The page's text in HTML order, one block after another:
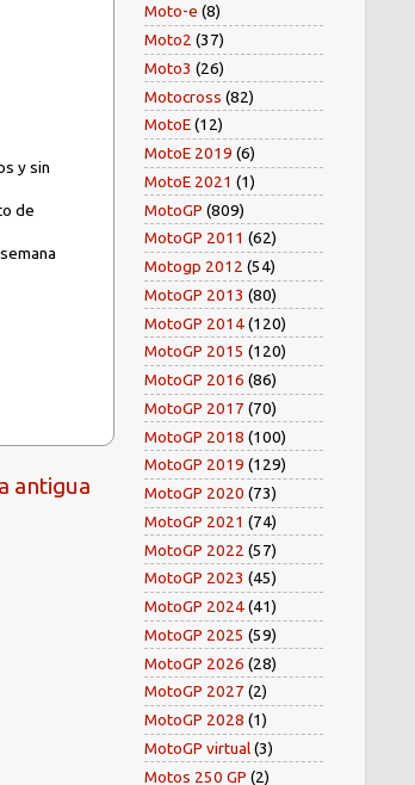
y sin
de
antigua
Moto-e (8)
Moto2 (37)
Moto3 (26)
Motocross (82)
MotoE(12)
MotoE 2019 (6)
MotoE 2021 (1)
MotoGP (809)
MotoGP 2011 (62)
Motogp 2012 (54)
MotoGP 2013 (80)
MotoGP 2014(120)
MotoGP 2015 (120)
MotoGP 2016 (86)
MotoGP 2017 (70)
MotoGP 2018 (100)
MotoGP 2019 (129)
MotoGP 2020 (73)
MotoGP 2021 (74)
MotoGP 2022 (57)
MotoGP 2023 (45)
MotoGP 2024(41)
MotoGP 2025 (59)
MotoGP 2026 (28)
MotoGP 2027 (2)
MotoGP 2028 (1)
MotoGP virtual(3)
Motos 250 GP (2)